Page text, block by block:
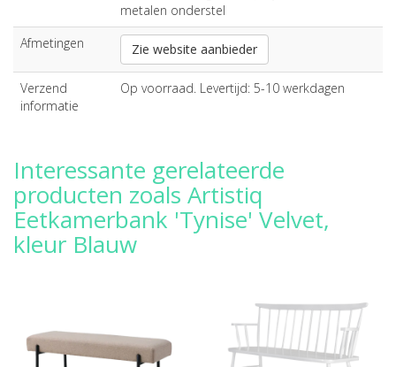
metalen onderstel
Afmetingen
Zie website aanbieder
Verzend
informatie
Op voorraad. Levertijd: 5-10 werkdagen
Interessante gerelateerde
producten zoals Artistiq
Eetkamerbank 'Tynise' Velvet,
kleur Blauw